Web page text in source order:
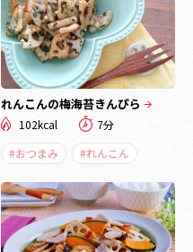
れんこんの梅海苔きんぴら
102kcal
7分
#おつまみ
#れんこん